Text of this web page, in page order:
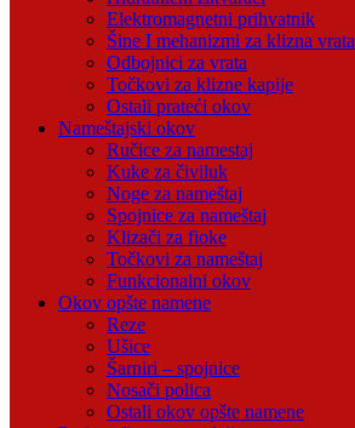
Elektromagnetni prihvatnik
Šine I mehanizmi za klizna vrata
Odbojnici za vrata
Točkovi za klizne kapije
Ostali prateći okov
Nameštajski okov
Ručice za namestaj
Kuke za čiviluk
Noge za nameštaj
Spojnice za nameštaj
Klizači za fioke
Točkovi za nameštaj
Funkcionalni okov
Okov opšte namene
Reze
Ušice
Šarniri – spojnice
Nosači polica
Ostali okov opšte namene